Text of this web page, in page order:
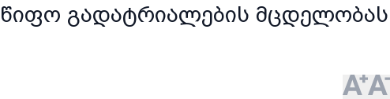
გადატრიალების მცდელობას